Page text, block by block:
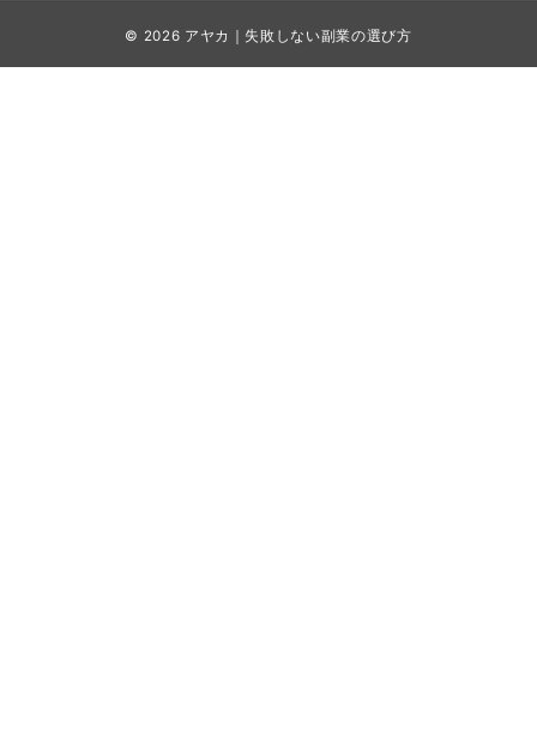
© 2026 アヤカ｜失敗しない副業の選び方